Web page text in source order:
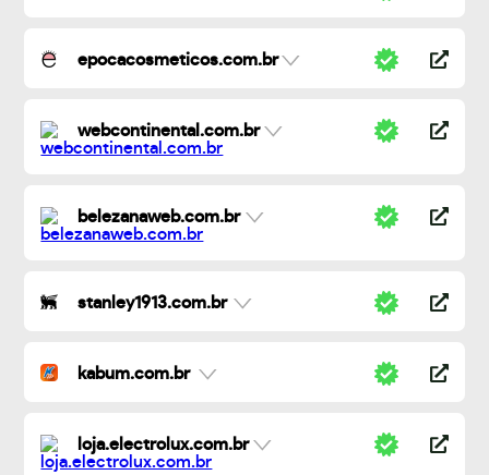
epocacosmeticos.com.br
webcontinental.com.br
belezanaweb.com.br
stanley1913.com.br
kabum.com.br
loja.electrolux.com.br